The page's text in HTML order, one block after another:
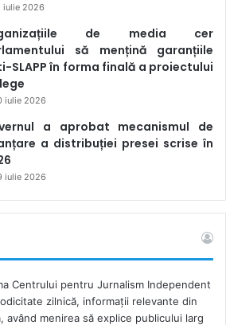
iulie 2026
de media cer
să mențină garanțiile
SLAPP în forma finală a proiectului
iulie 2026
a aprobat mecanismul de
a distribuției presei scrise în
iulie 2026
Centrului pentru Jurnalism Independent
zilnică, informații relevante din
având menirea să explice publicului larg